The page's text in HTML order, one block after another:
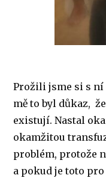
Prožili jsme si s
mě to byl důkaz,
existují. Nastal
okamžitou
problém, protože
a pokud je toto